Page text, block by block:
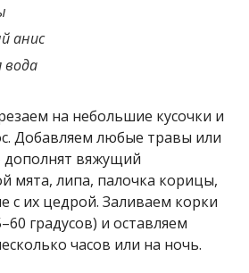
анис
вода
на небольшие кусочки и
Добавляем любые травы или
дополнят вяжущий
мята, липа, палочка корицы,
с их цедрой. Заливаем корки
градусов) и оставляем
часов или на ночь.